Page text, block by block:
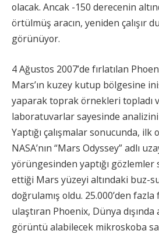
olacak. Ancak -150 derecenin
örtülmüş aracın, yeniden çalışır
görünüyor.
4 Ağustos 2007’de fırlatılan
Mars’ın kuzey kutup bölgesine
yaparak toprak örnekleri topladı
laboratuvarlar sayesinde
Yaptığı çalışmalar sonucunda, ilk
NASA’nın “Mars Odyssey” adlı
yörüngesinden yaptığı
ettiği Mars yüzeyi altındaki buz-su
doğrulamış oldu. 25.000’den fazla
ulaştıran Phoenix, Dünya
görüntü alabilecek mikroskoba